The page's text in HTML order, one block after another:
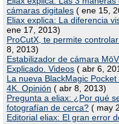
cámaras digitales ( ene 15,
Eliax explica: La diferencia
ene 17, 2013)
ProCutX, te permite
8, 2013)
Estabilizador de cámara
Explicado. Videos ( abr 6,
La nueva BlackMagic
4K. Opinión ( abr 8, 2013)
Pregunta a eliax: ¿Por qué
fotografían de cerca? ( may
Editorial eliax: El gran error